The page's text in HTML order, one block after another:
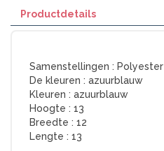
Productdetails
Samenstellingen : Polyester
De kleuren : azuurblauw
Kleuren : azuurblauw
Hoogte : 13
Breedte : 12
Lengte : 13